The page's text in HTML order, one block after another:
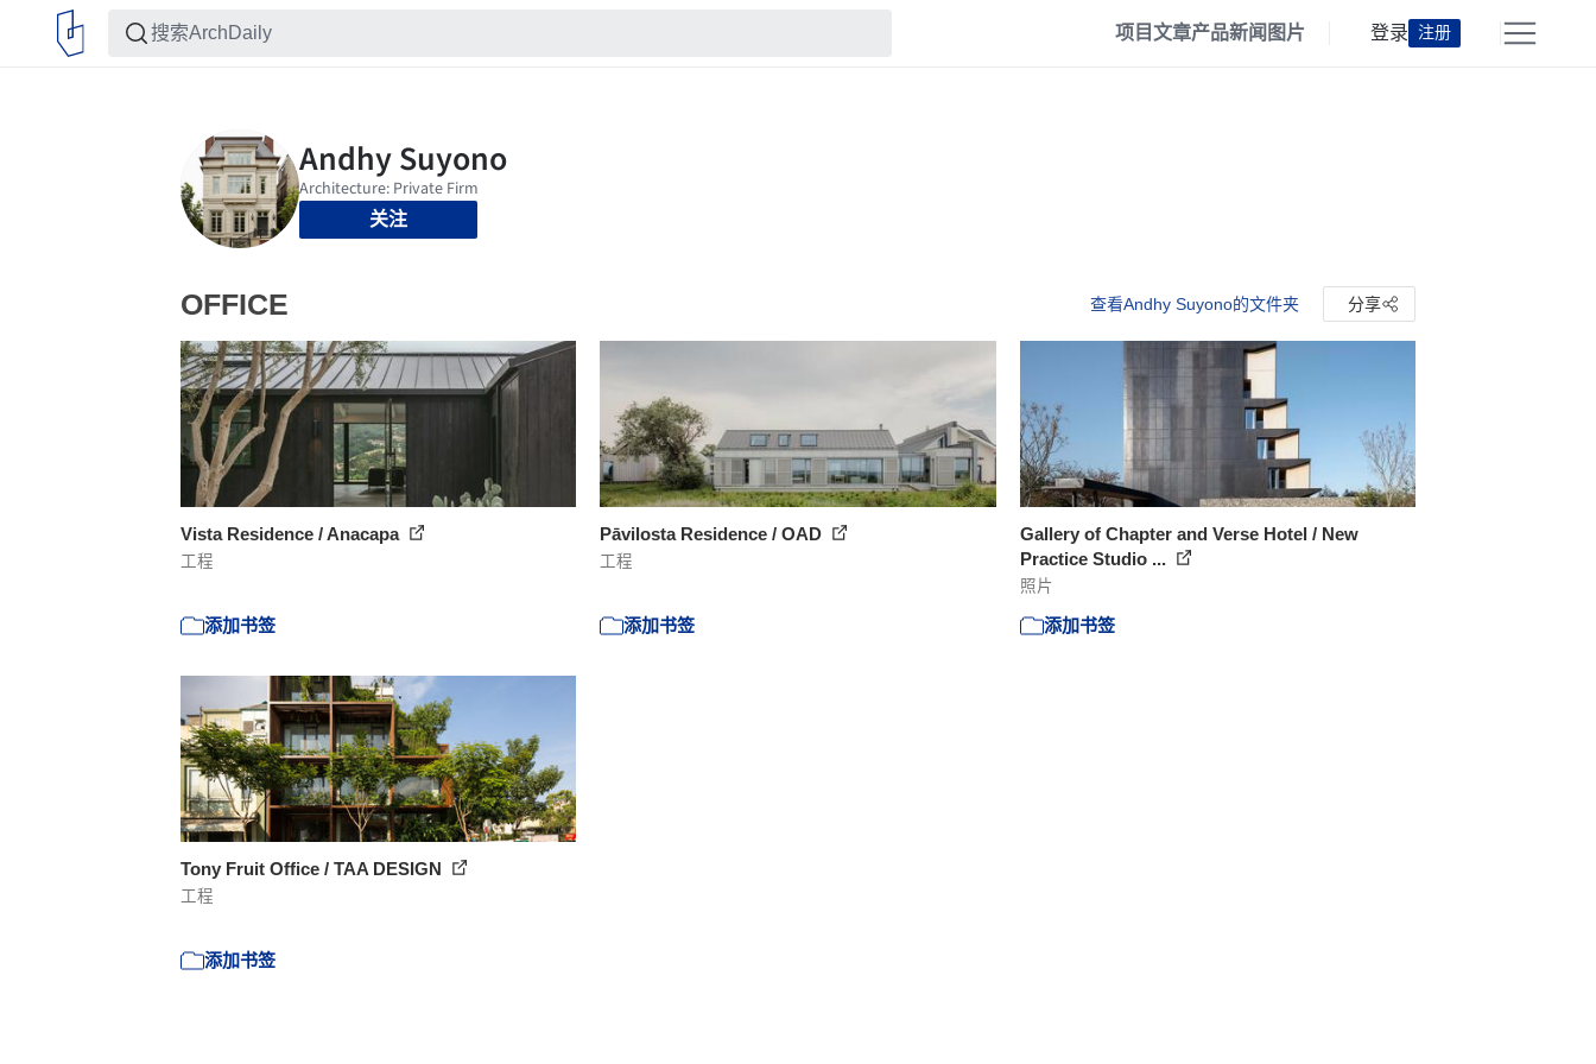
项目文章产品新闻 图片 登录 注册
关注
OFFICE 查看Andhy Suyono的文件夹 分享
Vista Residence / Anacapa
工程
添加书签
Pāvilosta Residence / OAD
工程
添加书签
Gallery of Chapter and Verse Hotel / New
Practice Studio ...
照片
添加书签
Tony Fruit Office / TAA DESIGN
工程
添加书签